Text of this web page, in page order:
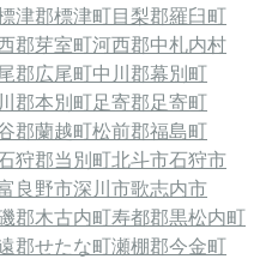
津郡標津町目梨郡羅臼町
郡芽室町河西郡中札内村
郡広尾町中川郡幕別町
郡本別町足寄郡足寄町
郡蘭越町松前郡福島町
狩郡当別町北斗市石狩市
良野市深川市歌志内市
郡木古内町寿都郡黒松内町
郡せたな町瀬棚郡今金町